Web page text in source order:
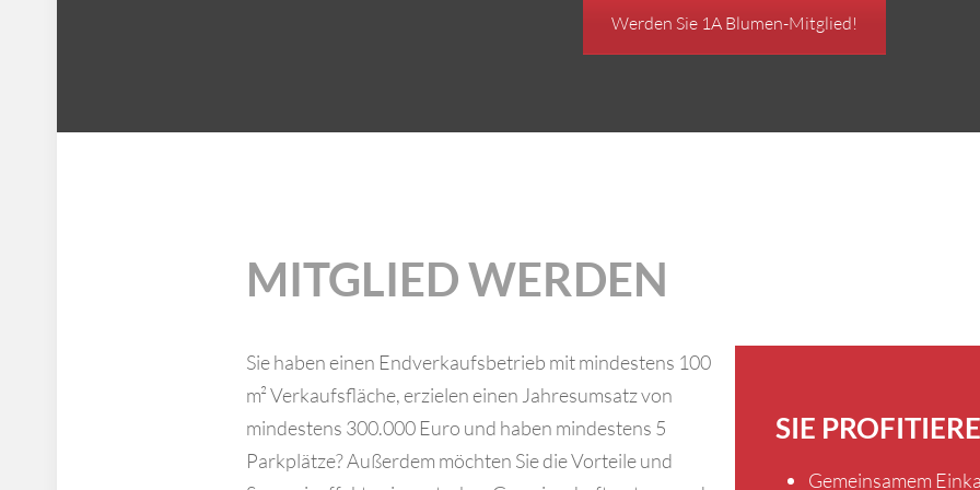
Werden Sie 1A Blumen-Mitglied!
MITGLIED WERDEN
Sie haben einen Endverkaufsbetrieb mit mindestens 100
m² Verkaufsfläche, erzielen einen Jahresumsatz von
mindestens 300.000 Euro und haben mindestens 5
Parkplätze? Außerdem möchten Sie die Vorteile und
SIE
Gemeinsamem